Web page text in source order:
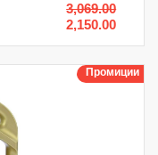
3,069.00
2,150.00
Промиции